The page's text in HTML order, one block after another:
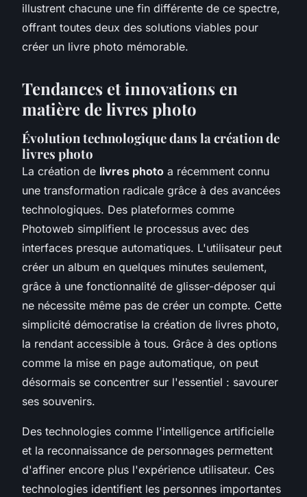
illustrent chacune une fin différente de ce spectre,
offrant toutes deux des solutions viables pour
créer un livre photo mémorable.
Tendances et innovations en
matière de livres photo
Évolution technologique dans la création de
livres photo
La création de livres photo a récemment connu
une transformation radicale grâce à des avancées
technologiques. Des plateformes comme
Photoweb simplifient le processus avec des
interfaces presque automatiques. L'utilisateur peut
créer un album en quelques minutes seulement,
grâce à une fonctionnalité de glisser-déposer qui
ne nécessite même pas de créer un compte. Cette
simplicité démocratise la création de livres photo,
la rendant accessible à tous. Grâce à des options
comme la mise en page automatique, on peut
désormais se concentrer sur l'essentiel : savourer
ses souvenirs.
Des technologies comme l'intelligence artificielle
et la reconnaissance de personnages permettent
d'affiner encore plus l'expérience utilisateur. Ces
technologies identifient les personnes importantes